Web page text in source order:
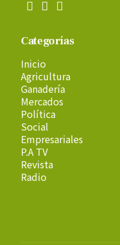
Categorías
Inicio
Agricultura
Ganadería
Mercados
Política
Social
Empresariales
P.A TV
Revista
Radio